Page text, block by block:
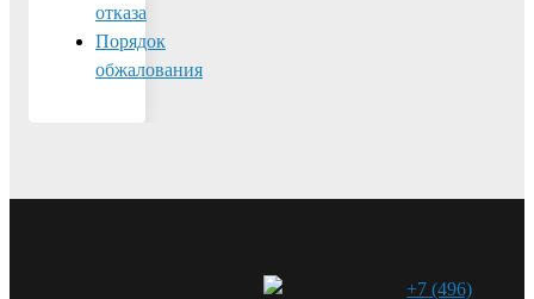
отказа
Порядок
обжалования
+7 (496)